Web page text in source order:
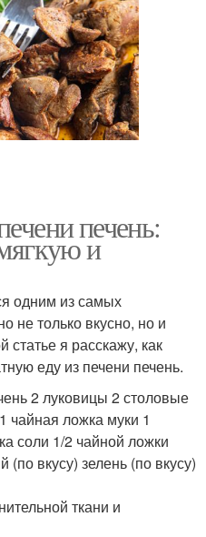
печень:
и
одним из самых
не только вкусно, но и
статье я расскажу, как
еду из печени печень.
2 луковицы 2 столовые
чайная ложка муки 1
соли 1/2 чайной ложки
вкусу) зелень (по вкусу)
ткани и